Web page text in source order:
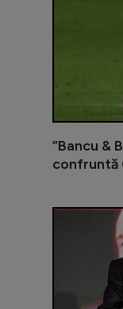
”Bancu &
confruntă